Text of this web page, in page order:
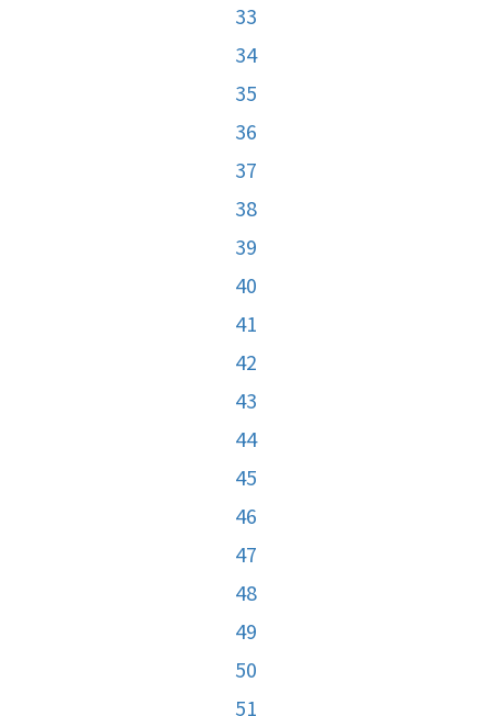
33
34
35
36
37
38
39
40
41
42
43
44
45
46
47
48
49
50
51